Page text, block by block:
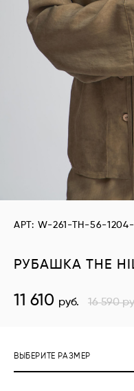
РУБАШКА THE
АРТ: W-261-TH-56-
11 610 руб. 16 590
ВЫБЕРИТЕ РАЗМЕР